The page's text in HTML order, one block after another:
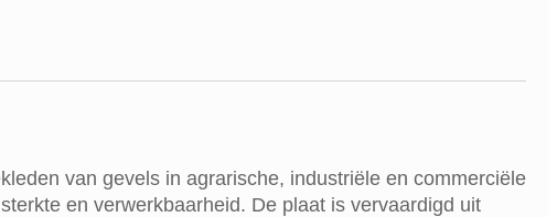
van gevels in agrarische, industriële en commerciële
en verwerkbaarheid. De plaat is vervaardigd uit